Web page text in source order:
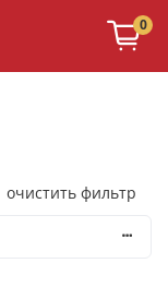
0
очистить фильтр